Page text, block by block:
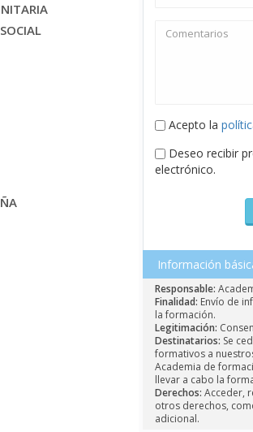
Acepto la
Deseo recibir
electrónico.
Información
Responsable:
Finalidad: Envío de
la formación.
Legitimación:
Destinatarios: Se
formativos a
Academia de
llevar a cabo la
Derechos: Acceder,
otros derechos,
adicional.